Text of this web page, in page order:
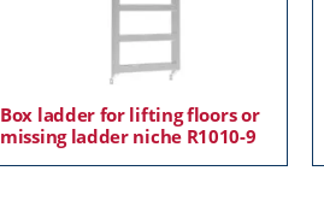
Box ladder for lifting floors or
missing ladder niche R1010-9